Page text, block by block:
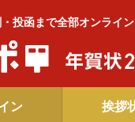
投函まで全部オンライ
ン 挨拶